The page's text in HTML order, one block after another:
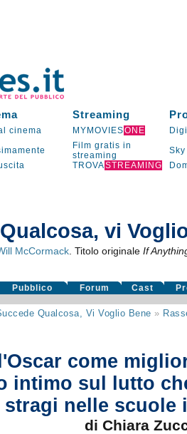
Streaming
cinema MYMOVIESONE
Film gratis in
streaming
Sky
TROVASTREAMING
vi
McCormack. Titolo originale If
Pubblico Forum Cast
Qualcosa, Vi Voglio Bene »
come
intimo sul lutto
stragi nelle scuole
di Chiara